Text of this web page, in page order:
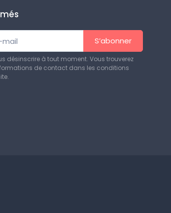
S’abonner
désinscrire à tout moment. Vous trouverez
de contact dans les conditions